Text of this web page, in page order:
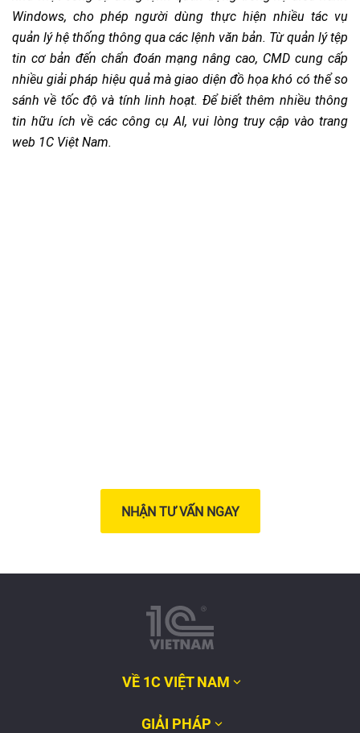
Windows, cho phép người dùng thực hiện nhiều tác vụ
quản lý hệ thống thông qua các lệnh văn bản. Từ quản lý tệp
tin cơ bản đến chẩn đoán mạng nâng cao, CMD cung cấp
nhiều giải pháp hiệu quả mà giao diện đồ họa khó có thể so
sánh về tốc độ và tính linh hoạt. Để biết thêm nhiều thông
tin hữu ích về các công cụ AI, vui lòng truy cập vào trang
web 1C Việt Nam.
NHẬN TƯ VẤN NGAY
VỀ 1C VIỆT NAM
GIẢI PHÁP